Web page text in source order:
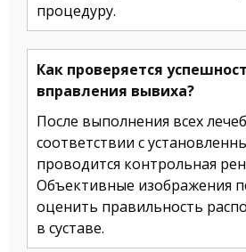
процедуру.
Как проверяется
вправления вывиха?
После выполнения всех
соответствии с
проводится контрольная
Объективные изображения
оценить правильность
в суставе.